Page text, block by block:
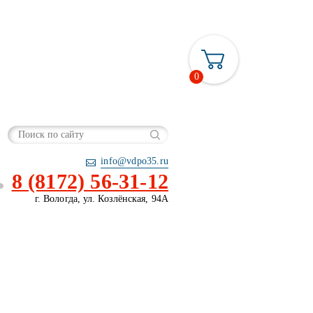
info@vdpo35.ru
8 (8172) 56-31-12
г. Вологда, ул. Козлёнская, 94А
0